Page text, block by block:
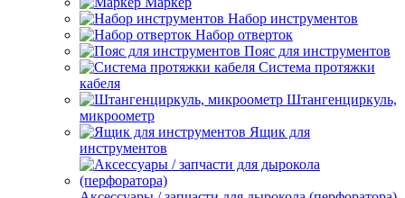
Набор инструментов
Набор отверток
Пояс для инструментов
Система протяжки
кабеля
Штангенциркуль,
микроометр
Ящик для
инструментов